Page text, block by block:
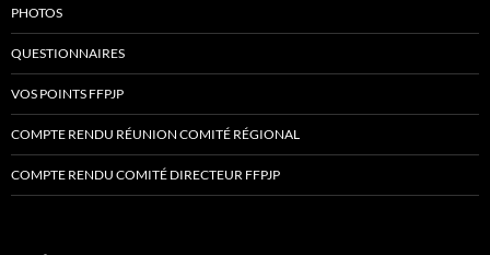
PHOTOS
QUESTIONNAIRES
VOS POINTS FFPJP
COMPTE RENDU RÉUNION COMITÉ RÉGIONAL
COMPTE RENDU COMITÉ DIRECTEUR FFPJP